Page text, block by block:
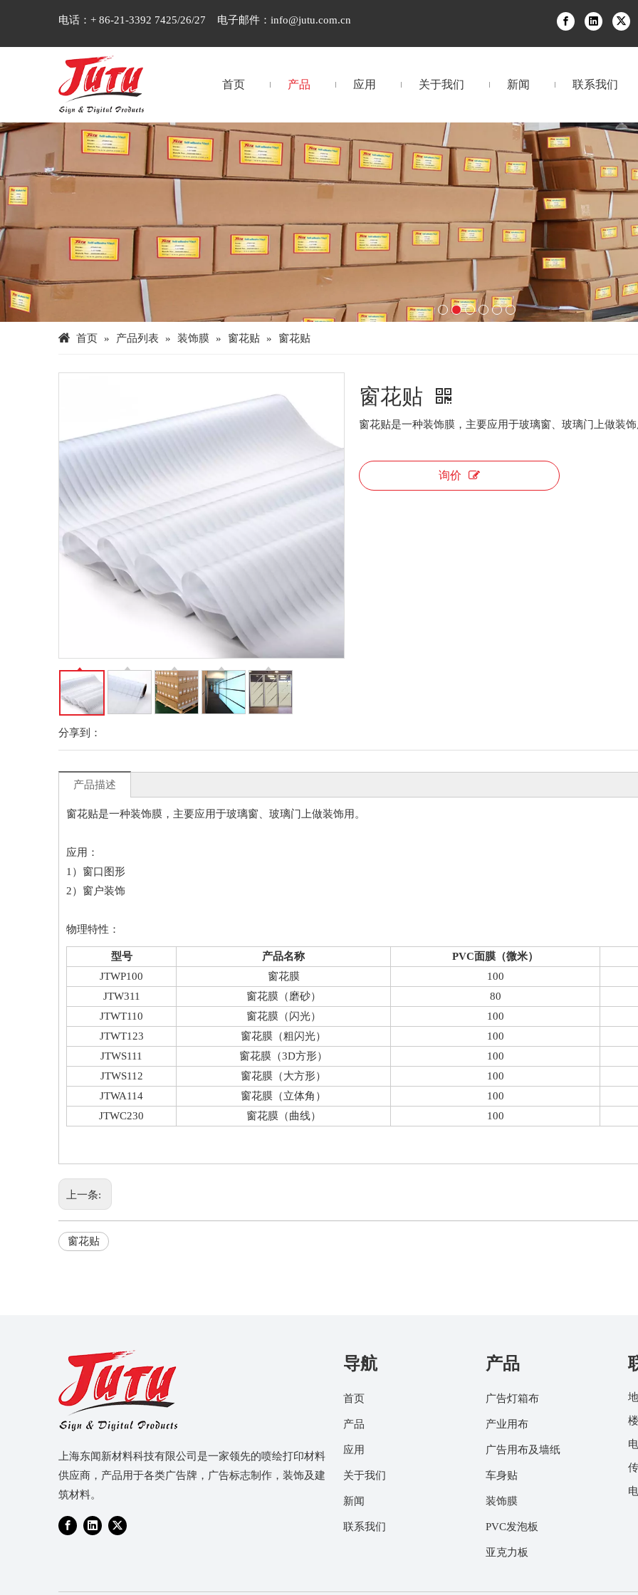
电话：+ 86-21-3392 7425/26/27 电子邮件： info@jutu.com.cn
首页 产品 应用 关于我们 新闻 联系我们
首页 » 产品列表 » 装饰膜 » 窗花贴 » 窗花贴
分享到：
窗花贴
窗花贴是一种装饰膜，主要应用于玻璃窗、玻璃门上做装
询价
产品描述
窗花贴是一种装饰膜，主要应用于玻璃窗、玻璃门上做装饰用。
应用：
1）窗口图形
2）窗户装饰
物理特性：
型号 产品名称
PVC面膜（微米）
JTWP100
窗花膜
100
JTW311
窗花膜（磨砂）
80
JTWT110
窗花膜（闪光）
100
JTWT123
窗花膜（粗闪光）
100
JTWS111
窗花膜（3D方形）
100
JTWS112
窗花膜（大方形）
100
JTWA114
窗花膜（立体角）
100
JTWC230
窗花膜（曲线） 100
上一条:
窗花贴
上海东闻新材料科技有限公司是一家领先的喷绘打印材料
供应商，产品用于各类广告牌，广告标志制作，装饰及建
筑材料。
导航
首页
产品
应用
关于我们
新闻
联系我们
产品
广告灯箱布
产业用布
广告用布及墙纸
车身贴
装饰膜
PVC发泡板
亚克力板